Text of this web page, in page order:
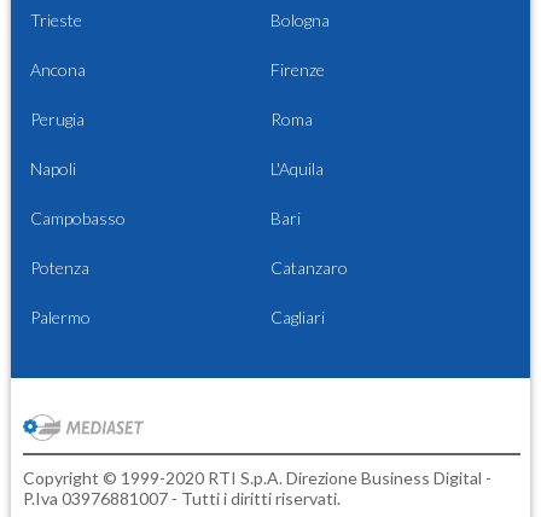
Trieste Bologna
Ancona Firenze
Perugia Roma
Napoli L'Aquila
Campobasso Bari
Potenza Catanzaro
Palermo Cagliari
Copyright © 1999-2020 RTI S.p.A. Direzione Business Digital -
P.Iva 03976881007 - Tutti i diritti riservati.